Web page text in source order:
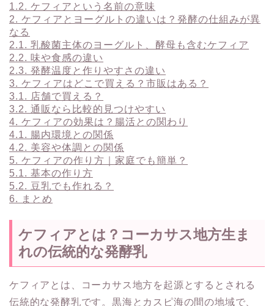
1.2. ケフィアという名前の意味
2. ケフィアとヨーグルトの違いは？発酵の仕組みが異
なる
2.1. 乳酸菌主体のヨーグルト、酵母も含むケフィア
2.2. 味や食感の違い
2.3. 発酵温度と作りやすさの違い
3. ケフィアはどこで買える？市販はある？
3.1. 店舗で買える？
3.2. 通販なら比較的見つけやすい
4. ケフィアの効果は？腸活との関わり
4.1. 腸内環境との関係
4.2. 美容や体調との関係
5. ケフィアの作り方｜家庭でも簡単？
5.1. 基本の作り方
5.2. 豆乳でも作れる？
6. まとめ
ケフィアとは？コーカサス地方生ま
れの伝統的な発酵乳
ケフィアとは、コーカサス地方を起源とするとされる
伝統的な発酵乳です。黒海とカスピ海の間の地域で、